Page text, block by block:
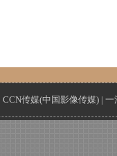
CCN传媒(中国影像传媒) | 一